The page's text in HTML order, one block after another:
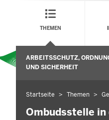
THEMEN
ARBEITSSCHUTZ,
UND SICHERHEIT
Sie
befinden
Startseite Themen
Ombudsstelle